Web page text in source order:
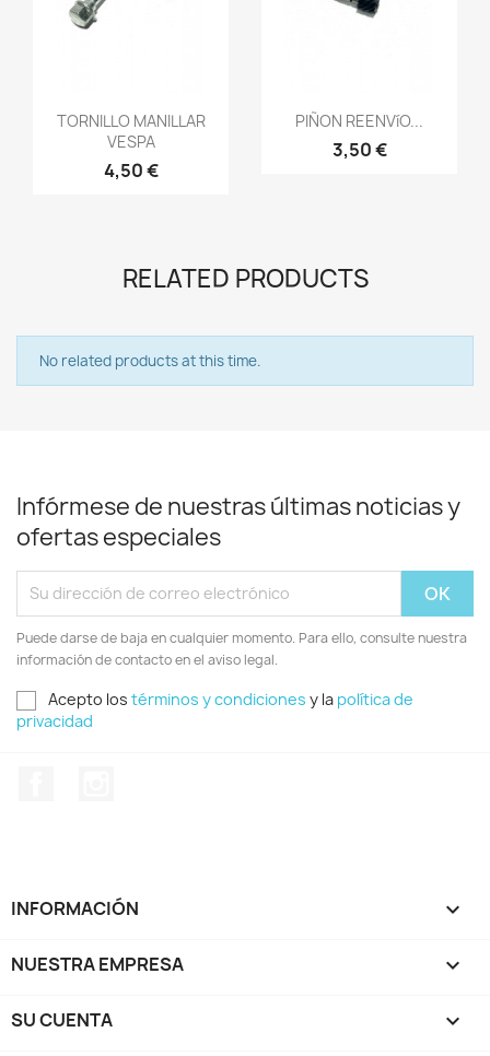
Vista rápida
TORNILLO MANILLAR
VESPA
4,50 €
Vista rápida
PIÑON REENVíO...
3,50 €
RELATED PRODUCTS
No related products at this time.
Infórmese de nuestras últimas noticias y
ofertas especiales
Puede darse de baja en cualquier momento. Para ello, consulte nuestra
información de contacto en el aviso legal.
Acepto los términos y condiciones y la política de
privacidad
INFORMACIÓN 
NUESTRA EMPRESA 
SU CUENTA 